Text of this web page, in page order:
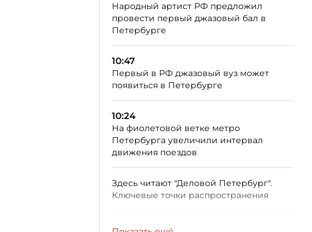
Народный артист РФ предложил
провести первый джазовый бал в
Петербурге
10:47
Первый в РФ джазовый вуз может
появиться в Петербурге
10:24
На фиолетовой ветке метро
Петербурга увеличили интервал
движения поездов
Здесь читают "Деловой Петербург".
Ключевые точки распространения